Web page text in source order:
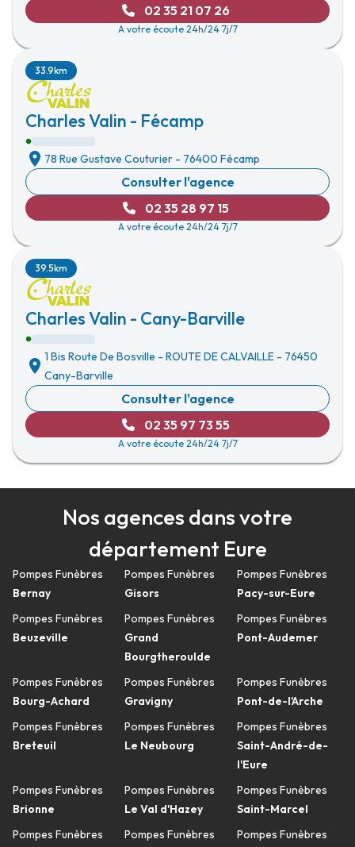
02 35 21 07 26
A votre écoute 24h/24 7j/7
Charles Valin - Fécamp
33.9km
78 Rue Gustave Couturier - 76400 Fécamp
Consulter l'agence
02 35 28 97 15
A votre écoute 24h/24 7j/7
Charles Valin - Cany-Barville
39.5km
1 Bis Route De Bosville - ROUTE DE CALVAILLE - 76450
Cany-Barville
Consulter l'agence
02 35 97 73 55
A votre écoute 24h/24 7j/7
Nos agences dans votre
département Eure
Pompes Funèbres
Bernay
Pompes Funèbres
Beuzeville
Pompes Funèbres
Bourg-Achard
Pompes Funèbres
Breteuil
Pompes Funèbres
Brionne
Pompes Funèbres
Pompes Funèbres
Gisors
Pompes Funèbres
Grand
Bourgtheroulde
Pompes Funèbres
Gravigny
Pompes Funèbres
Le Neubourg
Pompes Funèbres
Le Val d'Hazey
Pompes Funèbres
Pompes Funèbres
Pacy-sur-Eure
Pompes Funèbres
Pont-Audemer
Pompes Funèbres
Pont-de-l'Arche
Pompes Funèbres
Saint-André-de-
l'Eure
Pompes Funèbres
Saint-Marcel
Pompes Funèbres